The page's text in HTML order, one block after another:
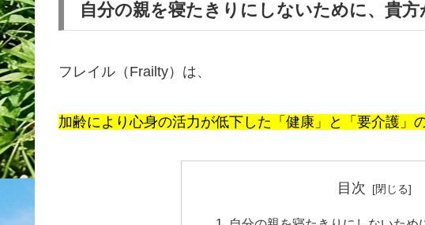
自分の親を寝たきりにしないために、貴方
フレイル（Frailty）は、
加齢により心身の活力が低下した「健康」と「要介護」
目次